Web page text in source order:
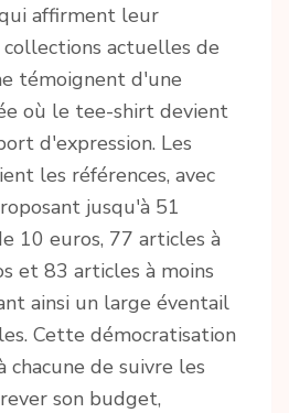
affirment leur
actuelles de
témoignent d'une
où le tee-shirt devient
d'expression. Les
les références, avec
jusqu'à 51
10 euros, 77 articles à
et 83 articles à moins
ainsi un large éventail
Cette démocratisation
de suivre les
son budget,